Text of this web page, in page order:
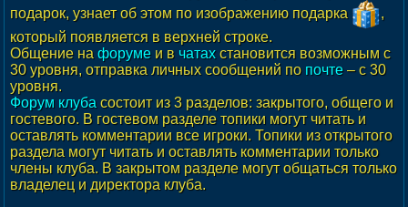
подарок, узнает об этом по изображению подарка
,
который появляется в верхней строке.
Общение на форуме и в чатахстановится возможным с
30 уровня, отправка личных cообщений по почте – с 30
уровня.
Форум клуба состоит из 3 разделов: закрытого, общего и
гостевого. В гостевом разделе топики могут читать и
оставлять комментарии все игроки. Топики из открытого
раздела могут читать и оставлять комментарии только
члены клуба. В закрытом разделе могут общаться только
владелец и директора клуба.